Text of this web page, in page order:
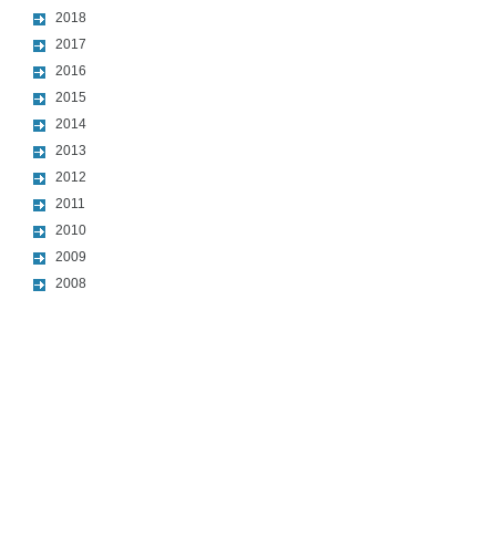
2018
2017
2016
2015
2014
2013
2012
2011
2010
2009
2008